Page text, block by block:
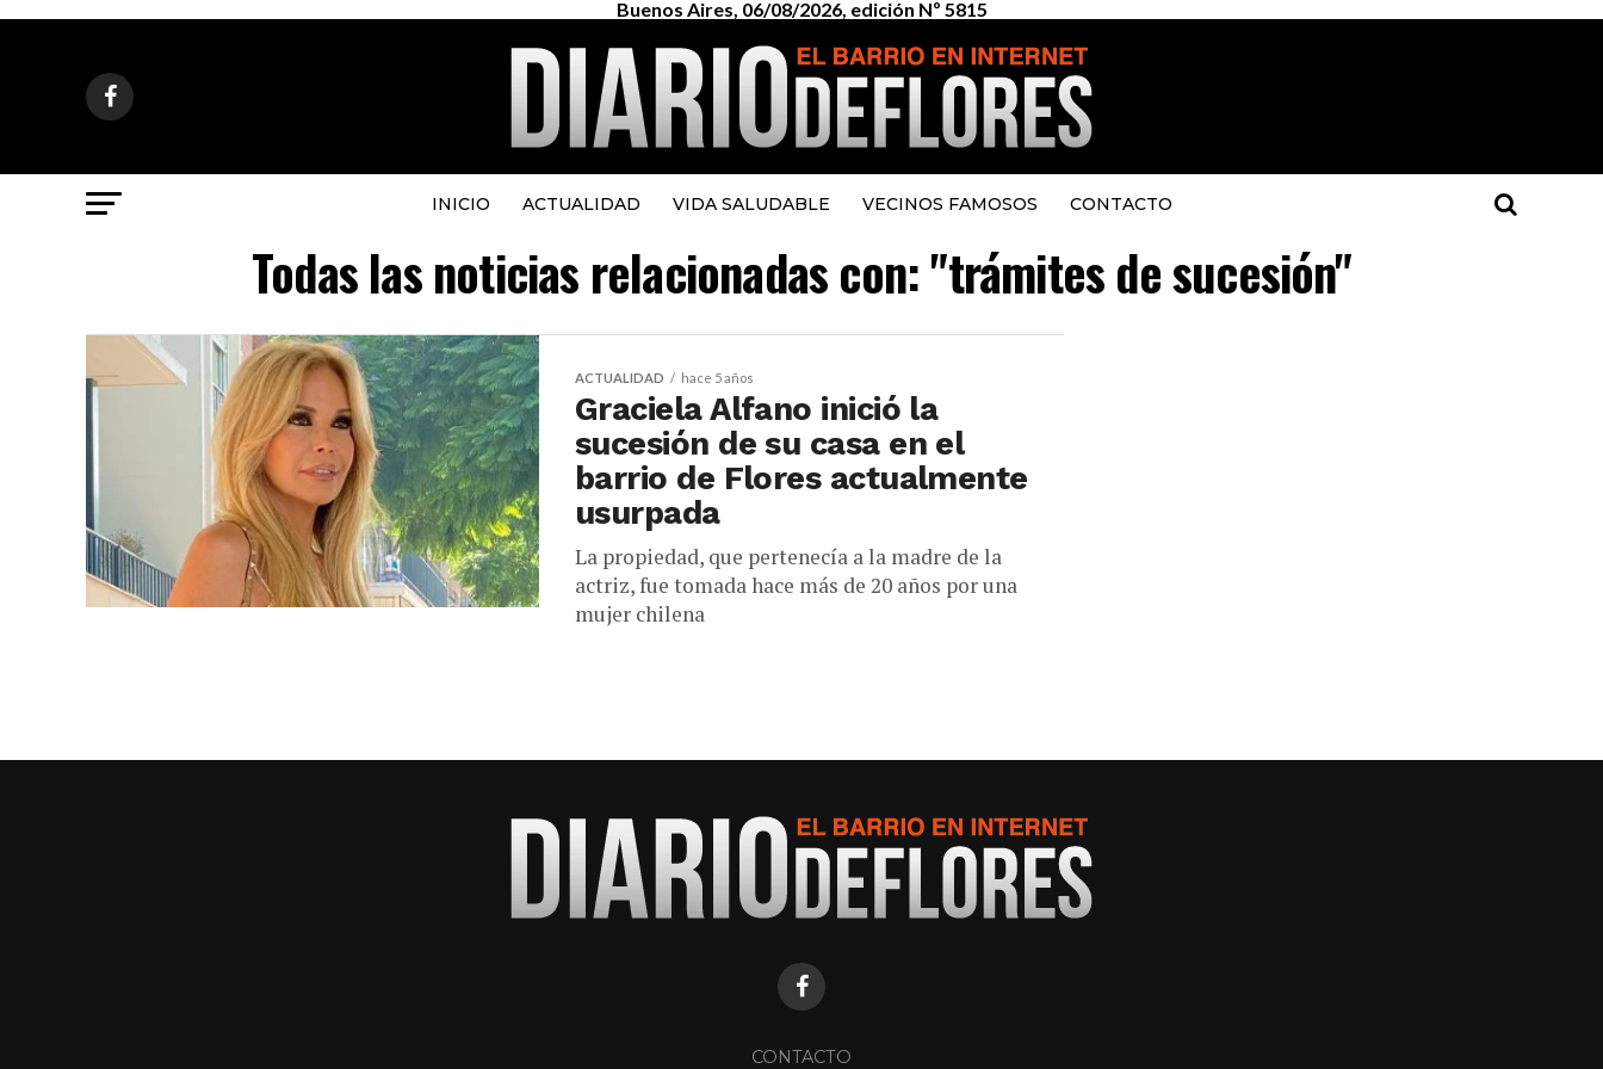
Buenos Aires, 06/08/2026, edición Nº 5815
INICIO ACTUALIDAD VIDA SALUDABLE VECINOS FAMOSOS CONTACTO
Todas las noticias relacionadas con: "trámites de sucesión"
ACTUALIDAD hace 5 años
Graciela Alfano inició la
sucesión de su casa en el
barrio de Flores actualmente
usurpada
La propiedad, que pertenecía a la madre de la
actriz, fue tomada hace más de 20 años por una
mujer chilena
CONTACTO